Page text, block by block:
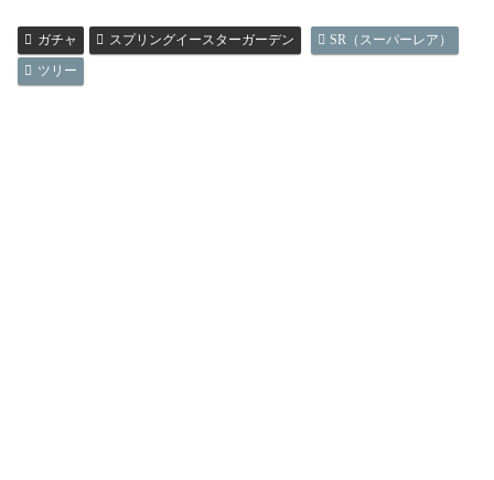
ガチャ スプリングイースターガーデン
SR（スーパーレア）
ツリー